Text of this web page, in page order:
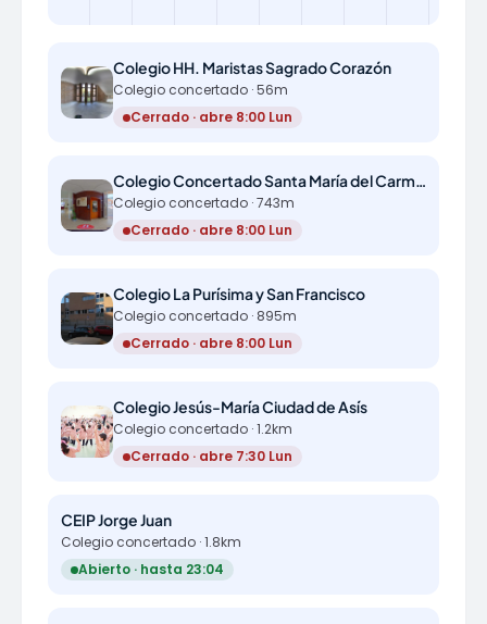
Colegio HH. Maristas Sagrado Corazón
Colegio concertado · 56m
Cerrado · abre 8:00 Lun
Colegio concertado · 743m
Cerrado · abre 8:00 Lun
Colegio La Purísima y San Francisco
Colegio concertado · 895m
Cerrado · abre 8:00 Lun
Colegio Jesús-María Ciudad de Asís
Colegio concertado · 1.2km
Cerrado · abre 7:30 Lun
CEIP Jorge Juan
Colegio concertado · 1.8km
Abierto · hasta 23:04